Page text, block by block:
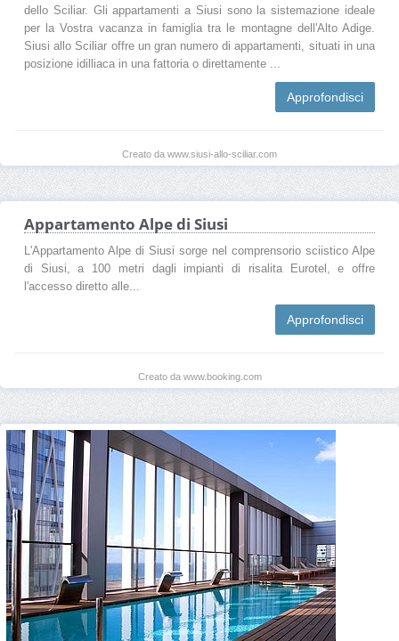
dello Sciliar. Gli appartamenti a Siusi sono la sistemazione ideale
per la Vostra vacanza in famiglia tra le montagne dell'Alto Adige.
Siusi allo Sciliar offre un gran numero di appartamenti, situati in una
posizione idilliaca in una fattoria o direttamente ...
Approfondisci
Creato da www.siusi-allo-sciliar.com
Appartamento Alpe di Siusi
L'Appartamento Alpe di Siusi sorge nel comprensorio sciistico Alpe
di Siusi, a 100 metri dagli impianti di risalita Eurotel, e offre
l'accesso diretto alle...
Approfondisci
Creato da www.booking.com